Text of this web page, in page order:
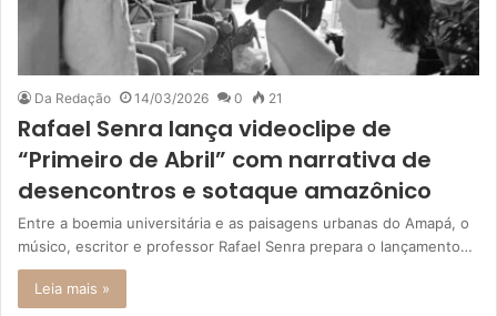
Da Redação 14/03/2026 0 21
Rafael Senra lança videoclipe de
“Primeiro de Abril” com narrativa de
desencontros e sotaque amazônico
Entre a boemia universitária e as paisagens urbanas do Amapá, o
músico, escritor e professor Rafael Senra prepara o lançamento…
Leia mais »